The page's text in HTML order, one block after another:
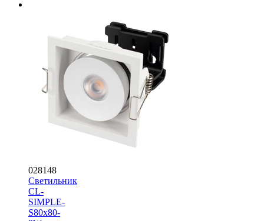
028148
Светильник
CL-
SIMPLE-
S80x80-